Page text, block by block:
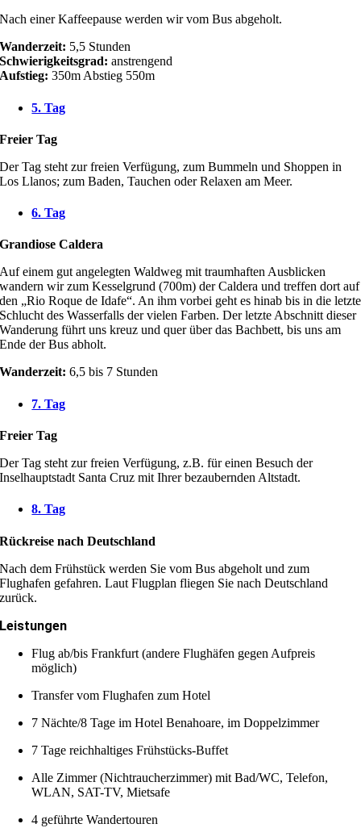
Nach einer Kaffeepause werden wir vom Bus abgeholt.
Wanderzeit: 5,5 Stunden
Schwierigkeitsgrad: anstrengend
Aufstieg: 350m Abstieg 550m
5. Tag
Freier Tag
Der Tag steht zur freien Verfügung, zum Bummeln und Shoppen in
Los Llanos; zum Baden, Tauchen oder Relaxen am Meer.
6. Tag
Grandiose Caldera
Auf einem gut angelegten Waldweg mit traumhaften Ausblicken
wandern wir zum Kesselgrund (700m) der Caldera und treffen dort auf
den „Rio Roque de Idafe“. An ihm vorbei geht es hinab bis in die letzte
Schlucht des Wasserfalls der vielen Farben. Der letzte Abschnitt dieser
Wanderung führt uns kreuz und quer über das Bachbett, bis uns am
Ende der Bus abholt.
Wanderzeit: 6,5 bis 7 Stunden
7. Tag
Freier Tag
Der Tag steht zur freien Verfügung, z.B. für einen Besuch der
Inselhauptstadt Santa Cruz mit Ihrer bezaubernden Altstadt.
8. Tag
Rückreise nach Deutschland
Nach dem Frühstück werden Sie vom Bus abgeholt und zum
Flughafen gefahren. Laut Flugplan fliegen Sie nach Deutschland
zurück.
Leistungen
Flug ab/bis Frankfurt (andere Flughäfen gegen Aufpreis
möglich)
Transfer vom Flughafen zum Hotel
7 Nächte/8 Tage im Hotel Benahoare, im Doppelzimmer
7 Tage reichhaltiges Frühstücks-Buffet
Alle Zimmer (Nichtraucherzimmer) mit Bad/WC, Telefon,
WLAN, SAT-TV, Mietsafe
4 geführte Wandertouren